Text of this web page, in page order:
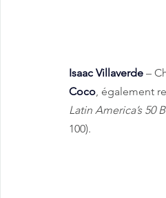
Isaac Villaverde –
Coco, également
Latin America’s 50
100).